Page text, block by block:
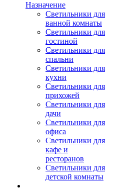
Назначение
Светильники для
ванной комнаты
Светильники для
гостиной
Светильники для
спальни
Светильники для
кухни
Светильники для
прихожей
Светильники для
дачи
Светильники для
офиса
Светильники для
кафе и
ресторанов
Светильники для
детской комнаты